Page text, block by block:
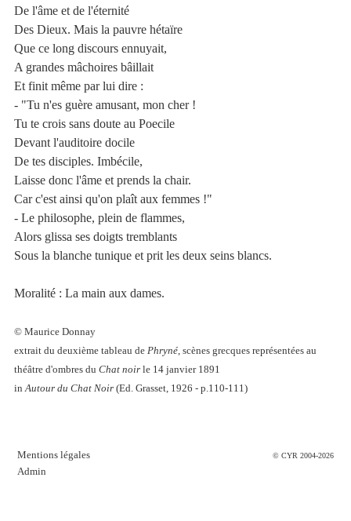
De l'âme et de l'éternité
Des Dieux. Mais la pauvre hétaïre
Que ce long discours ennuyait,
A grandes mâchoires bâillait
Et finit même par lui dire :
- "Tu n'es guère amusant, mon cher !
Tu te crois sans doute au Poecile
Devant l'auditoire docile
De tes disciples. Imbécile,
Laisse donc l'âme et prends la chair.
Car c'est ainsi qu'on plaît aux femmes !"
- Le philosophe, plein de flammes,
Alors glissa ses doigts tremblants
Sous la blanche tunique et prit les deux seins blancs.
Moralité : La main aux dames.
© Maurice Donnay
extrait du deuxième tableau dePhryné, scènes grecques représentées au
théâtre d'ombres duChat noir le 14 janvier 1891
inAutour du Chat Noir (Ed. Grasset, 1926 - p.110-111)
© CYR 2004-2026
Mentions légales
Admin